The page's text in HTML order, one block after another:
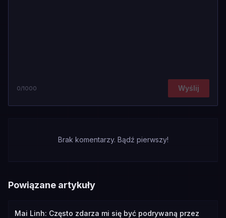
0/1000 Wyślij
Brak komentarzy. Bądź pierwszy!
Powiązane artykuły
Mai Linh: Często zdarza mi się być podrywaną przez